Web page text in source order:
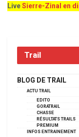
LiveSierre-Zinal en
Trail
BLOG DE TRAIL
ACTU TRAIL
EDITO
GORATRAIL
CHASSE
RÉSULTATS TRAILS
PREMIUM
INFOS ENTRAINEMENT